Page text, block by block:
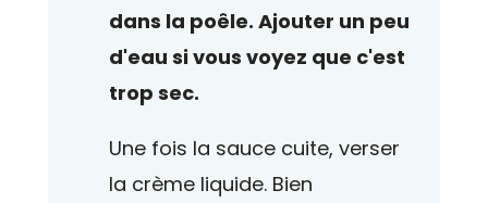
dans la poêle. Ajouter un peu
d'eau si vous voyez que c'est
trop sec.
Une fois la sauce cuite, verser
la crème liquide. Bien